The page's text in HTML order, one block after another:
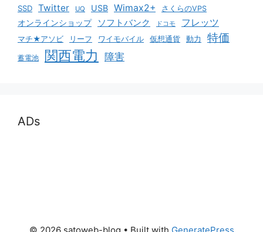
SSD Twitter UQ USB Wimax2+ さくらのVPS
オンラインショップ ソフトバンク ドコモ フレッツ
マチ★アソビ リーフ ワイモバイル 仮想通貨 動力 特価
蓄電池 関西電力 障害
ADs